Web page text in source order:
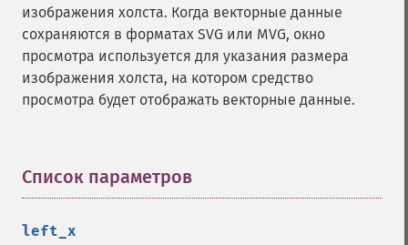
изображения холста. Когда векторные данные
сохраняются в форматах SVG или MVG, окно
просмотра используется для указания размера
изображения холста, на котором средство
просмотра будет отображать векторные данные.
Список параметров
left_x